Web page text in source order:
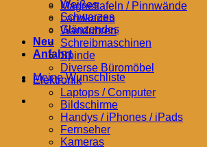
Weißes
Schwarzes
Glänzendes
Neu
Anfahrt
Meine Wunschliste
Magnettafeln / Pinnwände
Landkarten
Wanduhren
Schreibmaschinen
Spinde
Diverse Büromöbel
Elektronik
Laptops / Computer
Bildschirme
Handys / iPhones / iPads
Fernseher
Kameras